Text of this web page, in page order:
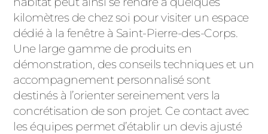
kilomètres de chez soi pour visiter un espace
dédié à la fenêtre à Saint-Pierre-des-Corps.
Une large gamme de produits en
démonstration, des conseils techniques et un
accompagnement personnalisé sont
destinés à l’orienter sereinement vers la
concrétisation de son projet. Ce contact avec
les équipes permet d’établir un devis ajusté